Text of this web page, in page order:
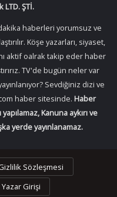
LTD. ŞTİ.
haberleri yorumsuz ve
Köşe yazarları, siyaset,
aktif oalrak takip eder haber
TV'de bugün neler var
Sevdiğiniz dizi ve
haber sitesinde. Haber
Kanuna aykırı ve
yerde yayınlanamaz.
Sözleşmesi
Yazar Girişi